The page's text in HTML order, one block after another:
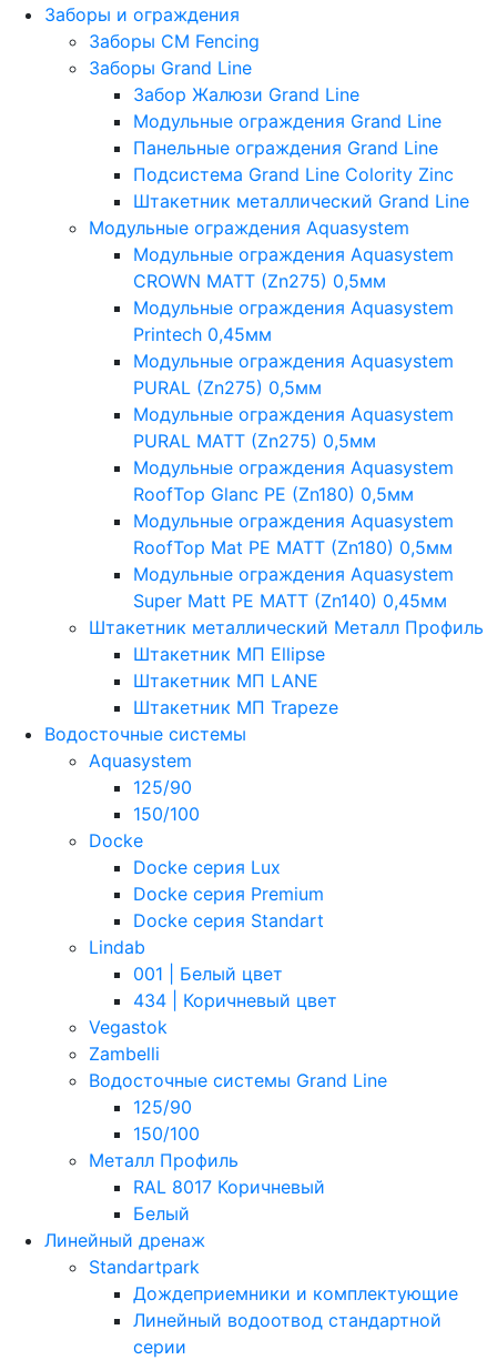
Заборы и ограждения
Заборы CM Fencing
Заборы Grand Line
Забор Жалюзи Grand Line
Модульные ограждения Grand Line
Панельные ограждения Grand Line
Подсистема Grand Line Colority Zinc
Штакетник металлический Grand Line
Модульные ограждения Aquasystem
Модульные ограждения Aquasystem
CROWN MATT (Zn275) 0,5мм
Модульные ограждения Aquasystem
Printech 0,45мм
Модульные ограждения Aquasystem
PURAL (Zn275) 0,5мм
Модульные ограждения Aquasystem
PURAL MATT (Zn275) 0,5мм
Модульные ограждения Aquasystem
RoofTop Glanc PE (Zn180) 0,5мм
Модульные ограждения Aquasystem
RoofTop Mat PE MATT (Zn180) 0,5мм
Модульные ограждения Aquasystem
Super Matt PE MATT (Zn140) 0,45мм
Штакетник металлический Металл Профиль
Штакетник МП Ellipse
Штакетник МП LANE
Штакетник МП Trapeze
Водосточные системы
Aquasystem
125/90
150/100
Docke
Docke серия Lux
Docke серия Premium
Docke серия Standart
Lindab
001 | Белый цвет
434 | Коричневый цвет
Vegastok
Zambelli
Водосточные системы Grand Line
125/90
150/100
Металл Профиль
RAL 8017 Коричневый
Белый
Линейный дренаж
Standartpark
Дождеприемники и комплектующие
Линейный водоотвод стандартной
серии